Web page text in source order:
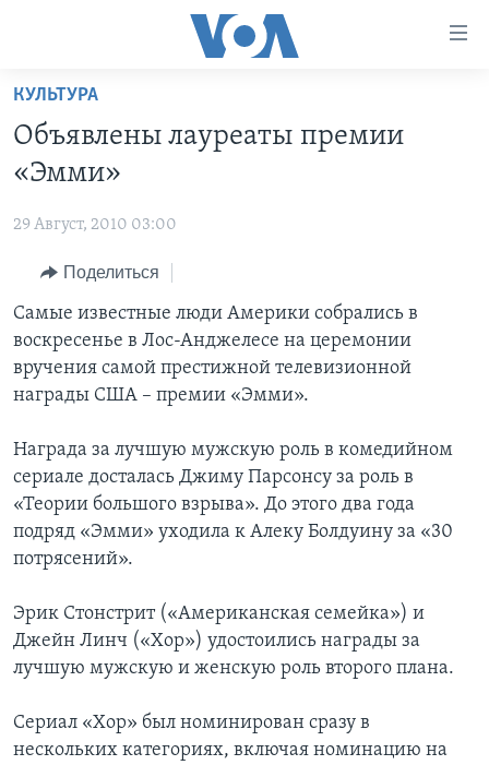
Перейти
основной
контент
навигации
Перейти
поиск
ГЛАВНОЕ
НОВОСТИ ЗА МИНУТУ
ИТОГИ
ПОЧЕМУ ЭТО ВАЖНО?
ДИСКУССИЯ VOA
ДЕТАЛИ
АМЕРИКА. БОЛЬШОЕ ПУТЕШЕСТВИЕ
УЧИМ АНГЛИЙСКИЙ
НАША АМЕРИКАНСКАЯ ИСТОРИЯ
А КАК В АМЕРИКЕ?
АРТЕФАКТЫ
АМЕРИКАНСКИЕ ГОРОДКИ
ЭКСПЕРТИЗА
ИНТЕРВЬЮ
ФАКТЫ ПРОТИВ ФЕЙКОВ
ЗА СВОБОДУ ПРЕССЫ
УЧИМ АНГЛИЙСКИЙ
ПОДПИСКА НА НОВОСТИ
Learning English
КУЛЬТУРА
Объявлены лауреаты премии
«Эмми»
29 Август, 2010 03:00
Поделиться
Самые известные люди Америки собрались в
воскресенье в Лос-Анджелесе на церемонии
вручения самой престижной телевизионной
награды США – премии «Эмми».
Награда за лучшую мужскую роль в комедийном
сериале досталась Джиму Парсонсу за роль в
«Теории большого взрыва». До этого два года
подряд «Эмми» уходила к Алеку Болдуину за «30
потрясений».
Эрик Стонстрит («Американская семейка») и
Джейн Линч («Хор») удостоились награды за
лучшую мужскую и женскую роль второго плана.
Сериал «Хор» был номинирован сразу в
нескольких категориях, включая номинацию на